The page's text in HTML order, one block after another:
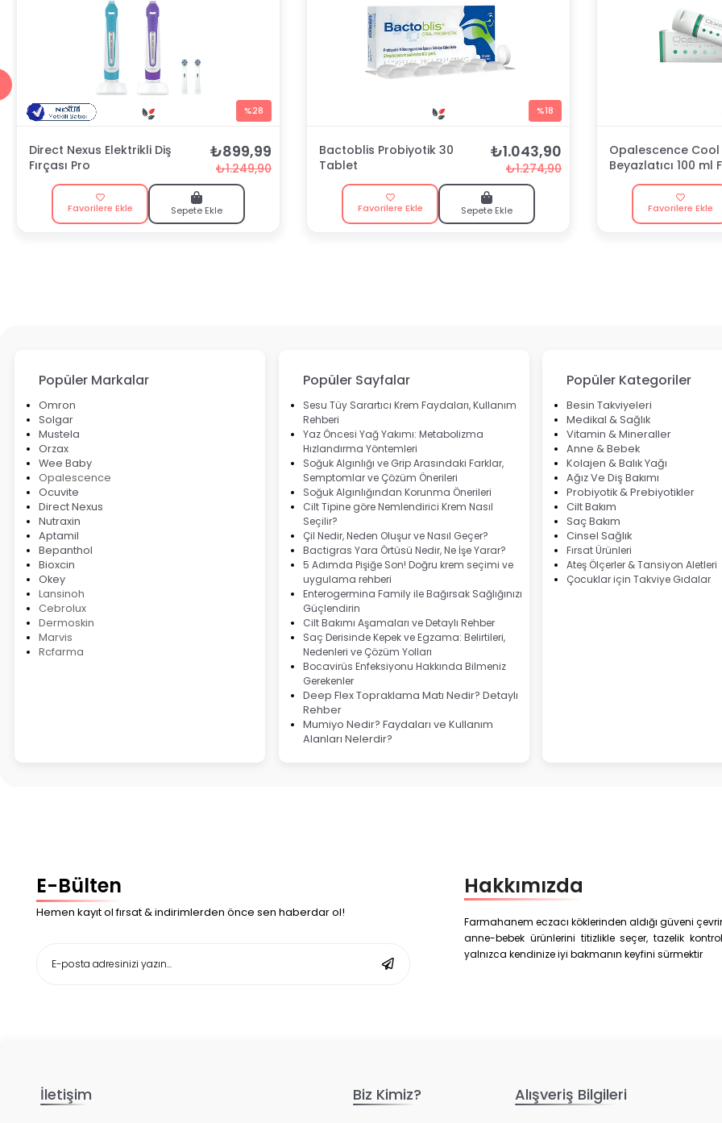
%28
Direct Nexus Elektrikli Diş
Fırçası Pro
₺899,99
₺1.249,90
Favorilere Ekle Sepete Ekle
%18
Bactoblis Probiyotik 30
Tablet
₺1.043,90
₺1.274,90
Favorilere Ekle Sepete Ekle
Opalescence Cool
Beyazlatıcı 100 ml
Macunu
Favorilere Ekle
Popüler Markalar
Omron
Solgar
Mustela
Orzax
Wee Baby
Opalescence
Ocuvite
Direct Nexus
Nutraxin
Aptamil
Bepanthol
Bioxcin
Okey
Lansinoh
Cebrolux
Dermoskin
Marvis
Rcfarma
Popüler Sayfalar
Sesu Tüy Sarartıcı Krem Faydaları, Kullanım
Rehberi
Yaz Öncesi Yağ Yakımı: Metabolizma
Hızlandırma Yöntemleri
Soğuk Algınlığı ve Grip Arasındaki Farklar,
Semptomlar ve Çözüm Önerileri
Soğuk Algınlığından Korunma Önerileri
Cilt Tipine göre Nemlendirici Krem Nasıl
Seçilir?
Çil Nedir, Neden Oluşur ve Nasıl Geçer?
Bactigras Yara Örtüsü Nedir, Ne İşe Yarar?
5 Adımda Pişiğe Son! Doğru krem seçimi ve
uygulama rehberi
Enterogermina Family ile Bağırsak Sağlığınızı
Güçlendirin
Cilt Bakımı Aşamaları ve Detaylı Rehber
Saç Derisinde Kepek ve Egzama: Belirtileri,
Nedenleri ve Çözüm Yolları
Bocavirüs Enfeksiyonu Hakkında Bilmeniz
Gerekenler
Deep Flex Topraklama Matı Nedir? Detaylı
Rehber
Mumiyo Nedir? Faydaları ve Kullanım
Alanları Nelerdir?
Popüler Kategoriler
Besin Takviyeleri
Medikal & Sağlık
Vitamin & Mineraller
Anne & Bebek
Kolajen & Balık Yağı
Ağız Ve Diş Bakımı
Probiyotik & Prebiyotikler
Cilt Bakım
Saç Bakım
Cinsel Sağlık
Fırsat Ürünleri
Ateş Ölçerler & Tansiyon Aletleri
Çocuklar için Takviye Gıdalar
E-Bülten
Hemen kayıt ol fırsat & indirimlerden önce sen haberdar ol!
Hakkımızda
Farmahanem eczacı köklerinden aldığı güveni
anne-bebek ürünlerini titizlikle seçer, tazelik
yalnızca kendinize iyi bakmanın keyfini sürmektir
İletişim Biz Kimiz? Alışveriş Bilgileri